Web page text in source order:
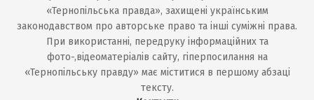
«Тернопільська правда», захищені українським
законодавством про авторське право та інші суміжні права.
При використанні, передруку інформаційних та
фото-,відеоматеріалів сайту, гіперпосилання на
«Тернопільську правду» має міститися в першому абзаці
тексту.